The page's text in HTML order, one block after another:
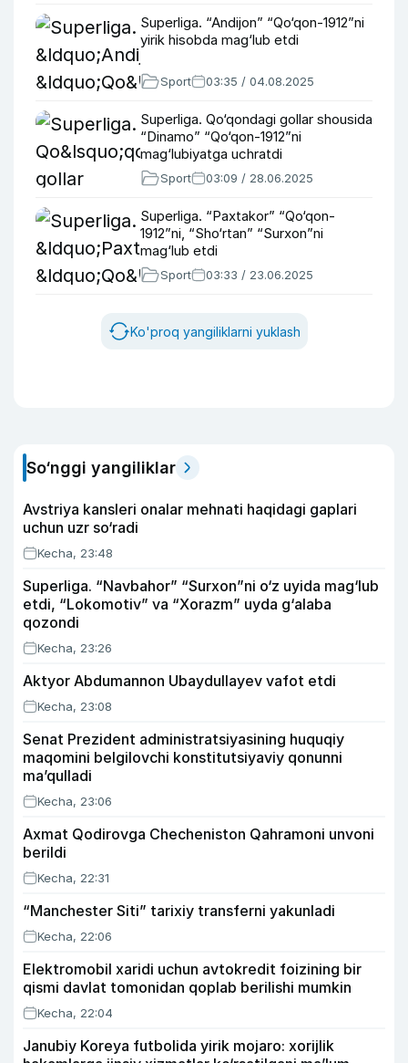
Superliga. “Andijon” “Qo‘qon-1912”ni
yirik hisobda mag‘lub etdi
Sport 03:35 / 04.08.2025
Superliga. Qo‘qondagi gollar shousida
“Dinamo” “Qo‘qon-1912”ni
mag‘lubiyatga uchratdi
Sport 03:09 / 28.06.2025
Superliga. “Paxtakor” “Qo‘qon-
1912”ni, “Sho‘rtan” “Surxon”ni
mag‘lub etdi
Sport 03:33 / 23.06.2025
Ko'proq yangiliklarni yuklash
So‘nggi yangiliklar
Avstriya kansleri onalar mehnati haqidagi gaplari
uchun uzr so‘radi
Kecha, 23:48
Superliga. “Navbahor” “Surxon”ni o‘z uyida mag‘lub
etdi, “Lokomotiv” va “Xorazm” uyda g‘alaba
qozondi
Kecha, 23:26
Aktyor Abdu­mannon Ubaydullayev vafot etdi
Kecha, 23:08
Senat Prezident administratsiyasining huquqiy
maqomini belgilovchi konstitutsiyaviy qonunni
ma’qulladi
Kecha, 23:06
Axmat Qodirovga Checheniston Qahramoni unvoni
berildi
Kecha, 22:31
“Manchester Siti” tarixiy transferni yakunladi
Kecha, 22:06
Elektromobil xaridi uchun avtokredit foizining bir
qismi davlat tomonidan qoplab berilishi mumkin
Kecha, 22:04
Janubiy Koreya futbolida yirik mojaro: xorijlik